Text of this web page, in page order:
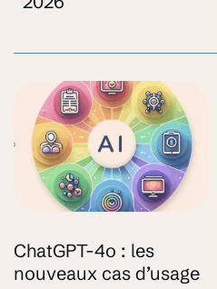
ChatGPT-4o : les
nouveaux cas d’usage